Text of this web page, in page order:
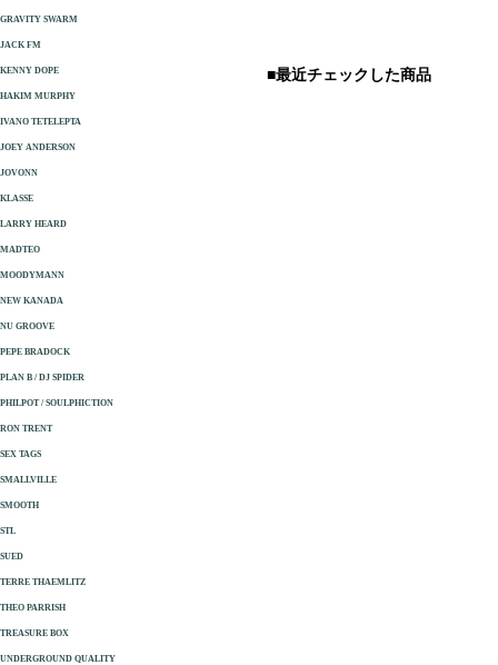
■最近チェックした商品
GRAVITY SWARM
JACK FM
KENNY DOPE
HAKIM MURPHY
IVANO TETELEPTA
JOEY ANDERSON
JOVONN
KLASSE
LARRY HEARD
MADTEO
MOODYMANN
NEW KANADA
NU GROOVE
PEPE BRADOCK
PLAN B / DJ SPIDER
PHILPOT / SOULPHICTION
RON TRENT
SEX TAGS
SMALLVILLE
SMOOTH
STL
SUED
TERRE THAEMLITZ
THEO PARRISH
TREASURE BOX
UNDERGROUND QUALITY